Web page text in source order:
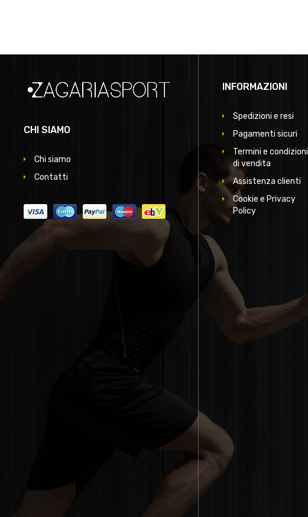
CHI SIAMO
Chi siamo
Contatti
INFORMAZIONI
Spedizioni e resi
Pagamenti sicuri
Termini e condizioni
di vendita
Assistenza clienti
Cookie e Privacy
Policy